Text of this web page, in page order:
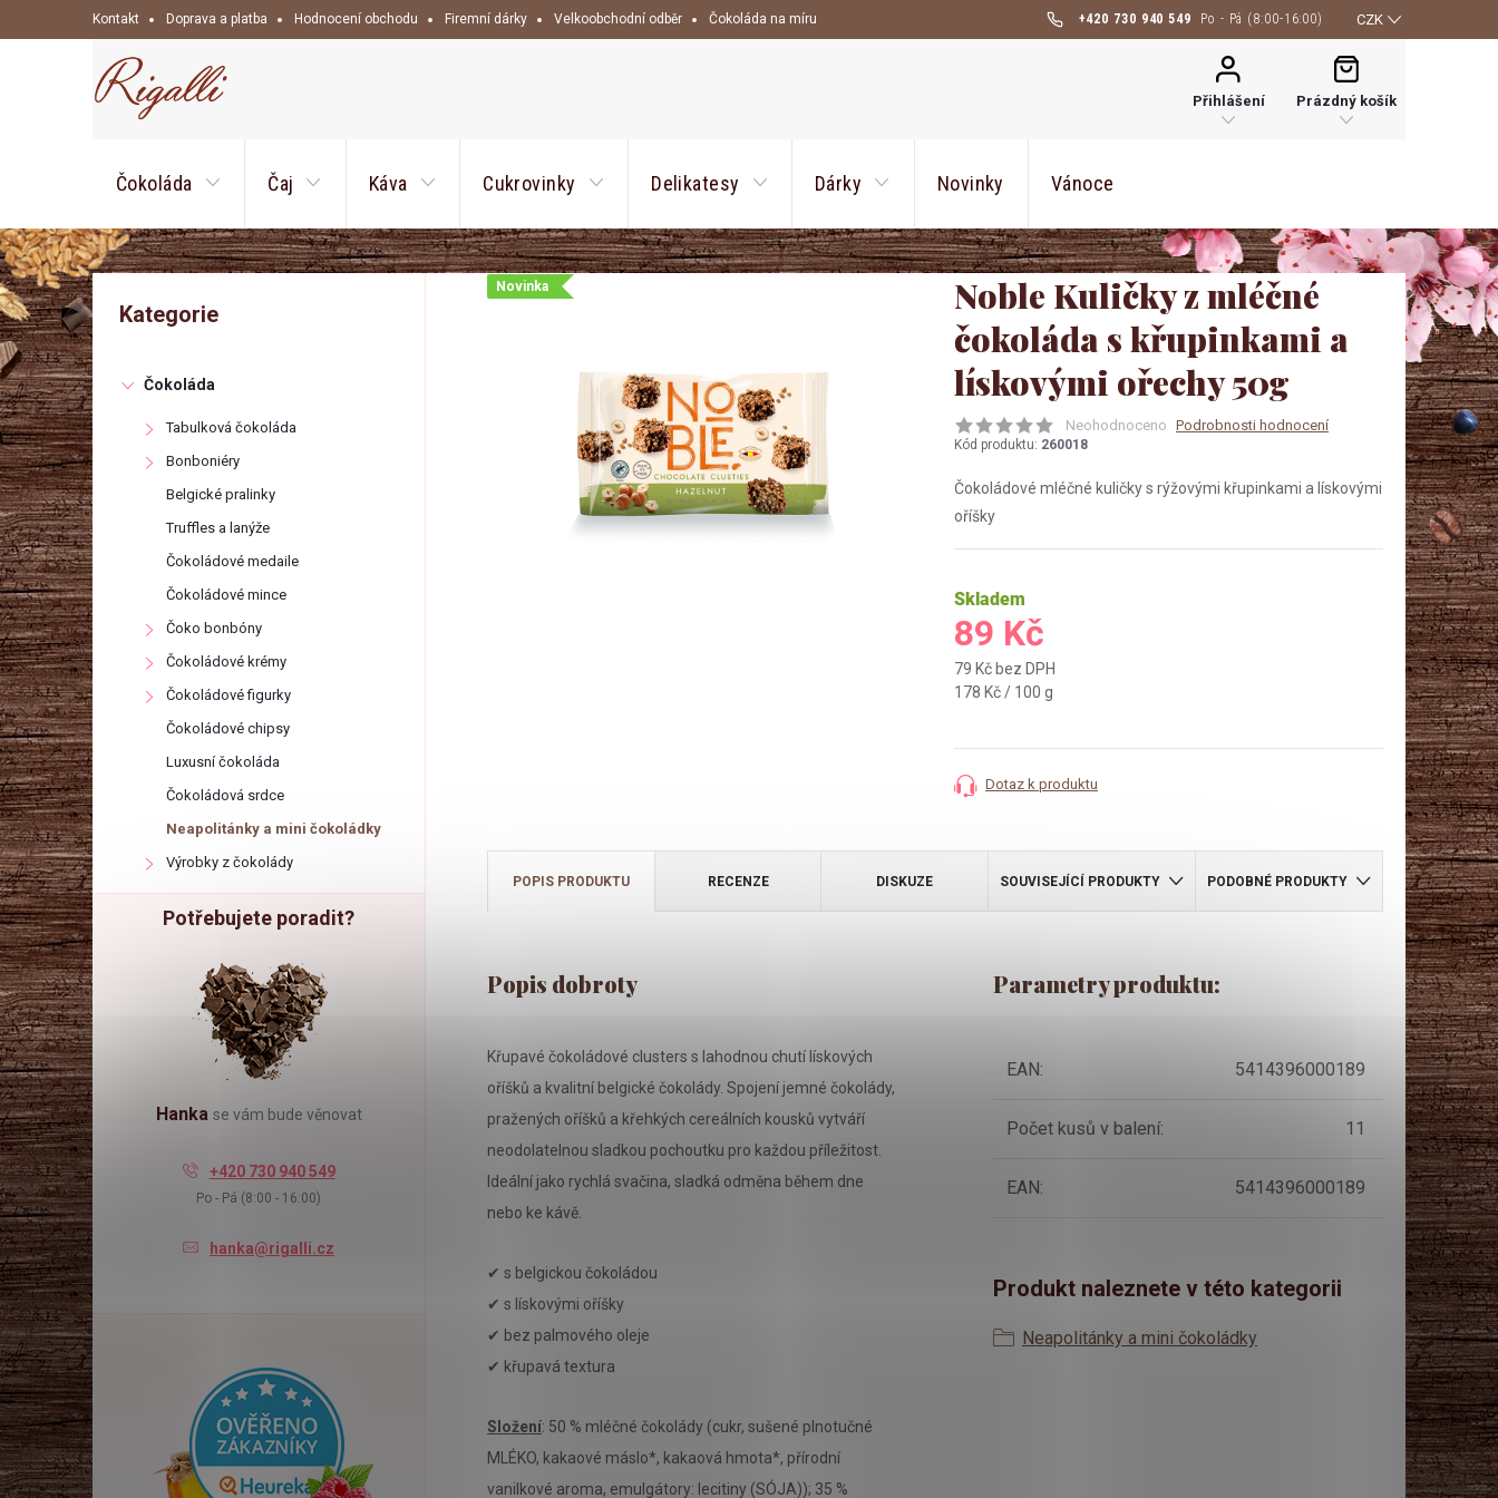
na
+420 730 940 549
Kontakt Doprava a platba Hodnocení obchodu Firemní dárky Velkoobchodní odběr Čokoláda na míru CZK
Přihlášení
NÁKUPNÍ
KOŠÍK
Prázdný košík
Čokoláda Čaj Káva Cukrovinky Delikatesy Dárky Novinky Vánoce
P
o
s
t
r
a
n
n
í
p
a
n
e
l
Přeskočit
kategorie
Kategorie
Čokoláda
Tabulková čokoláda
Bonboniéry
Belgické pralinky
Truffles a lanýže
Čokoládové medaile
Čokoládové mince
Čoko bonbóny
Čokoládové krémy
Čokoládové figurky
Čokoládové chipsy
Luxusní čokoláda
Čokoládová srdce
Neapolitánky a mini čokoládky
Výrobky z čokolády
Potřebujete poradit?
Hanka se vám bude věnovat
+420 730 940 549
Po - Pá (8:00 - 16:00)
hanka@rigalli.cz
Novinka
Noble Kuličky z mléčné
čokoláda s křupinkami a
lískovými ořechy 50g
Neohodnoceno Podrobnosti hodnocení
Kód produktu: 260018
Čokoládové mléčné kuličky s rýžovými křupinkami a lískovými
oříšky
Skladem
89 Kč
79 Kč bez DPH
Měrná
178 Kč / 100 g
Dotaz k produktu
POPIS PRODUKTU RECENZE DISKUZE SOUVISEJÍCÍ PRODUKTY PODOBNÉ PRODUKTY
Křupavé čokoládové clusters s lahodnou chutí lískových
oříšků a kvalitní belgické čokolády. Spojení jemné čokolády,
pražených oříšků a křehkých cereálních kousků vytváří
neodolatelnou sladkou pochoutku pro každou příležitost.
Ideální jako rychlá svačina, sladká odměna během dne
nebo ke kávě.
✔ s belgickou čokoládou
✔ s lískovými oříšky
✔ bez palmového oleje
✔ křupavá textura
Složení: 50 % mléčné čokolády (cukr, sušené plnotučné
MLÉKO, kakaové máslo*, kakaová hmota*, přírodní
vanilkové aroma, emulgátory: lecitiny (SÓJA)); 35 %
Parametry produktu:
EAN: 5414396000189
Počet kusů v balení: 11
EAN: 5414396000189
Produkt naleznete v této kategorii
Neapolitánky a mini čokoládky